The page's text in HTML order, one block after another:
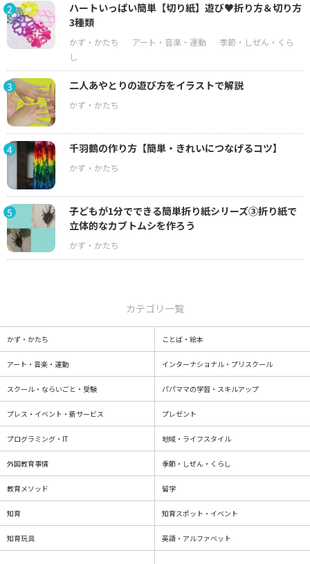
2
ハートいっぱい簡単【切り紙】遊び♥折り方＆切り方
3種類
3 二人あやとりの遊び方をイラストで解説
4 千羽鶴の作り方【簡単・きれいにつなげるコツ】
5
子どもが1分でできる簡単折り紙シリーズ③折り紙で
立体的なカブトムシを作ろう
カテゴリ一覧
かず・かたち ことば・絵本
アート・音楽・運動 インターナショナル・プリスクール
スクール・ならいごと・受験 パパママの学習・スキルアップ
プレス・イベント・新サービス プレゼント
プログラミング・IT 地域・ライフスタイル
外国教育事情 季節・しぜん・くらし
教育メソッド 留学
知育 知育スポット・イベント
知育玩具 英語・アルファベット